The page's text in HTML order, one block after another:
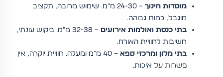
מוסדות חינוך
– 24-30 מ"מ. שימוש מרובה, תקציב
מוגבל, כמות גבוהה.
בתי כנסת ואולמות אירועים
– 32-38 מ"מ. ביקוש עונתי,
חשיבות לחוויית האורח.
בתי מלון ומרכזי ספא
– 40 מ"מ ומעלה. חוויית יוקרה, אין
פשרות על איכות.